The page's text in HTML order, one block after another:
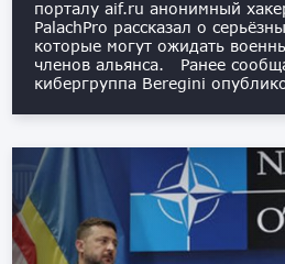
порталу aif.ru анонимный
PalachPro рассказал о
которые могут ожидать
членов альянса. Ранее
кибергруппа Beregini